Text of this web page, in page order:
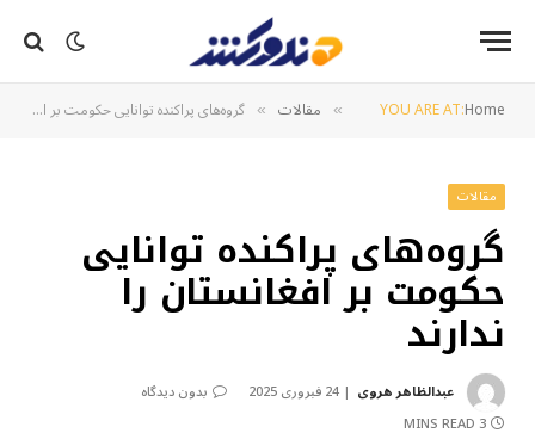
YOU ARE AT:Home
» مقالات » گروه‌های پراکنده توانایی حکومت بر افغانستان را ندارند
مقالات
گروه‌های پراکنده توانایی
حکومت بر افغانستان را
ندارند
عبدالظاهر هروی 24 فبروری 2025
بدون دیدگاه
3 MINS READ